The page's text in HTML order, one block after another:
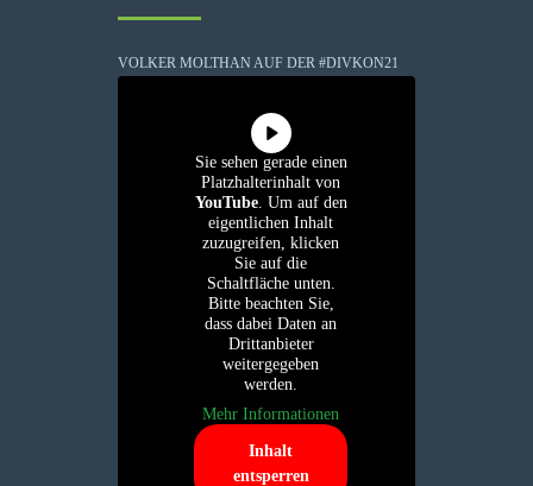
VOLKER MOLTHAN AUF DER #DIVKON21
Sie sehen gerade einen
Platzhalterinhalt von
YouTube. Um auf den
eigentlichen Inhalt
zuzugreifen, klicken
Sie auf die
Schaltfläche unten.
Bitte beachten Sie,
dass dabei Daten an
Drittanbieter
weitergegeben
werden.
Mehr Informationen
Inhalt
entsperren